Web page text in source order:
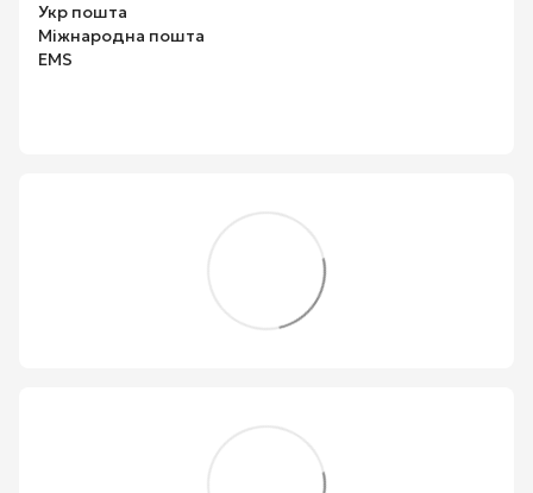
Укр пошта
Міжнародна пошта
EMS